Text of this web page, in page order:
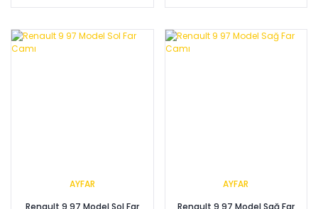
AYFAR
Renault 9 97 Model Sol Far
AYFAR
Renault 9 97 Model Sağ Far